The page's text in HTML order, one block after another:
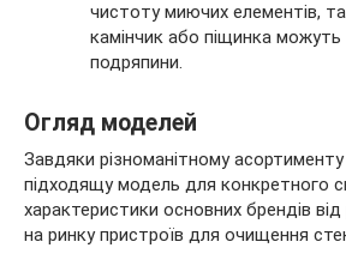
чистоту миючих елементів,
камінчик або піщинка
подряпини.
Огляд моделей
Завдяки різноманітному
підходящу модель для конкретного
характеристики основних брендів від
на ринку пристроїв для очищення